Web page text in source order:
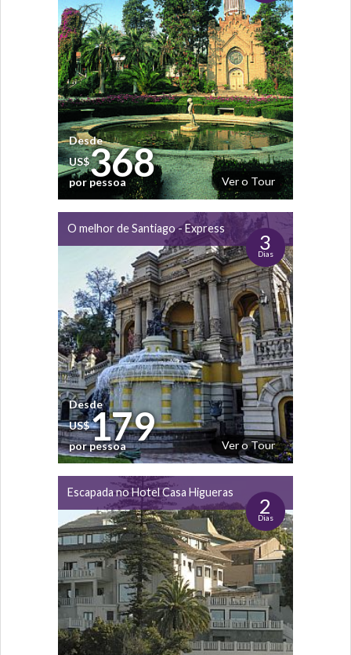
Ver o Tour
Desde
US$368
por pessoa
O melhor de Santiago - Express
3
Dias
Ver o Tour
Desde
US$179
por pessoa
Escapada no Hotel Casa Higueras
2
Dias